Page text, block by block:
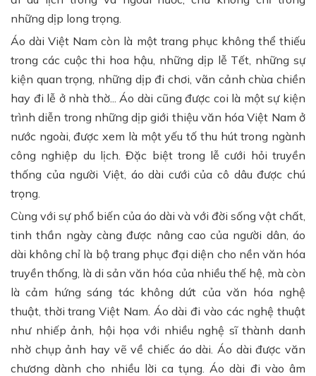
những dịp long trọng.
Áo dài Việt Nam còn là một trang phục không thể thiếu
trong các cuộc thi hoa hậu, những dịp lễ Tết, những sự
kiện quan trọng, những dịp đi chơi, vãn cảnh chùa chiền
hay đi lễ ở nhà thờ... Áo dài cũng được coi là một sự kiện
trình diễn trong những dịp giới thiệu văn hóa Việt Nam ở
nước ngoài, được xem là một yếu tố thu hút trong ngành
công nghiệp du lịch. Đặc biệt trong lễ cưới hỏi truyền
thống của người Việt, áo dài cưới của cô dâu được chú
trọng.
Cùng với sự phổ biến của áo dài và với đời sống vật chất,
tinh thần ngày càng được nâng cao của người dân, áo
dài không chỉ là bộ trang phục đại diện cho nền văn hóa
truyền thống, là di sản văn hóa của nhiều thế hệ, mà còn
là cảm hứng sáng tác không dứt của văn hóa nghệ
thuật, thời trang Việt Nam. Áo dài đi vào các nghệ thuật
như nhiếp ảnh, hội họa với nhiều nghệ sĩ thành danh
nhờ chụp ảnh hay vẽ về chiếc áo dài. Áo dài được văn
chương dành cho nhiều lời ca tụng. Áo dài đi vào âm